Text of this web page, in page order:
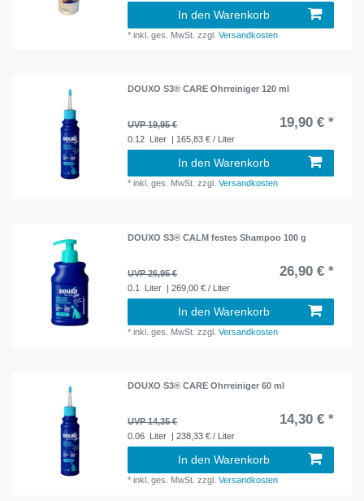
In den Warenkorb
*inkl. ges. MwSt. zzgl.Versandkosten
DOUXO S3® CARE Ohrreiniger 120 ml
UVP 19,95 € 19,90 € *
0.12 Liter | 165,83 € / Liter
In den Warenkorb
*inkl. ges. MwSt. zzgl.Versandkosten
DOUXO S3® CALM festes Shampoo 100 g
UVP 26,95 € 26,90 € *
0.1 Liter | 269,00 € / Liter
In den Warenkorb
*inkl. ges. MwSt. zzgl.Versandkosten
DOUXO S3® CARE Ohrreiniger 60 ml
UVP 14,35 € 14,30 € *
0.06 Liter | 238,33 € / Liter
In den Warenkorb
*inkl. ges. MwSt. zzgl.Versandkosten